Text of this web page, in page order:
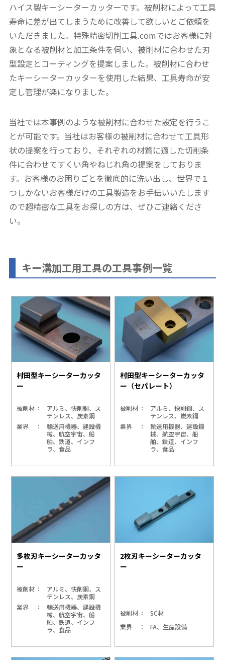
ハイス製キーシーターカッターです。被削材によって工具
寿命に差が出てしまうために改善して欲しいとご依頼を
いただきました。特殊精密切削工具.comではお客様に対
象となる被削材と加工条件を伺い、被削材に合わせた刃
型設定とコーティングを提案しました。被削材に合わせ
たキーシーターカッターを使用した結果、工具寿命が安
定し管理が楽になりました。
当社では本事例のような被削材に合わせた設定を行うこ
とが可能です。当社はお客様の被削材に合わせて工具形
状の提案を行っており、それぞれの材質に適した切削条
件に合わせてすくい角やねじれ角の提案をしておりま
す。お客様のお困りごとを徹底的に洗い出し、世界で１
つしかないお客様だけの工具製造をお手伝いいたします
ので超精密な工具をお探しの方は、ぜひご連絡くださ
い。
キー溝加工用工具の工具事例一覧
村田型キーシーターカッタ
ー
被削材
アルミ、快削鋼、ス
テンレス、炭素鋼
業界
輸送用機器、建設機
械、航空宇宙、船
舶、鉄道、インフ
ラ、食品
村田型キーシーターカッタ
ー（セパレート）
被削材
アルミ、快削鋼、ス
テンレス、炭素鋼
業界
輸送用機器、建設機
械、航空宇宙、船
舶、鉄道、インフ
ラ、食品
多枚刃キーシーターカッタ
ー
被削材
アルミ、快削鋼、ス
テンレス、炭素鋼
業界
輸送用機器、建設機
械、航空宇宙、船
舶、鉄道、インフ
ラ、食品
2枚刃キーシーターカッタ
ー
被削材
SC材
業界
FA、生産設備